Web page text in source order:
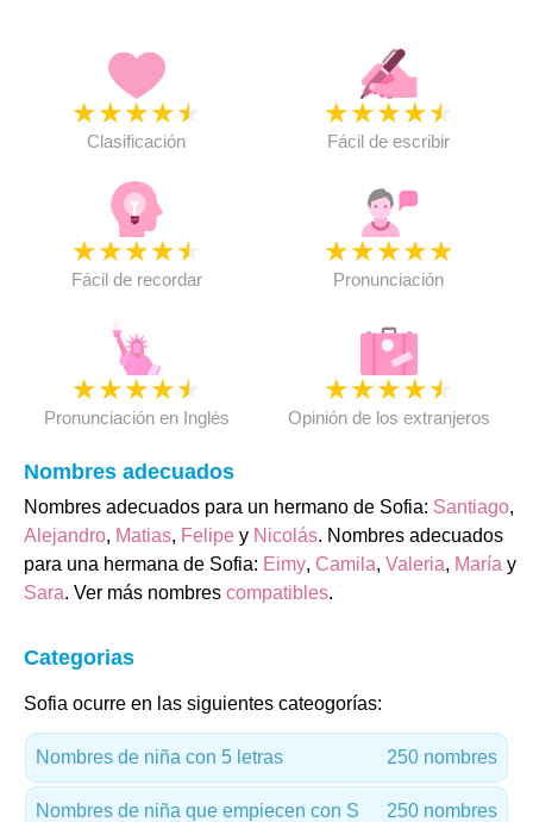
★★★★★
Clasificación
★★★★★
Fácil de escribir
★★★★★
Fácil de recordar
★★★★★
Pronunciación
★★★★★
Pronunciación en Inglés
★★★★★
Opinión de los extranjeros
Nombres adecuados
Nombres adecuados para un hermano de Sofia: Santiago,
Alejandro, Matias, Felipe y Nicolás. Nombres adecuados
para una hermana de Sofia: Eimy, Camila, Valeria, María y
Sara. Ver más nombres compatibles.
Categorias
Sofia ocurre en las siguientes cateogorías:
Nombres de niña con 5 letras 250 nombres
Nombres de niña que empiecen con S 250 nombres